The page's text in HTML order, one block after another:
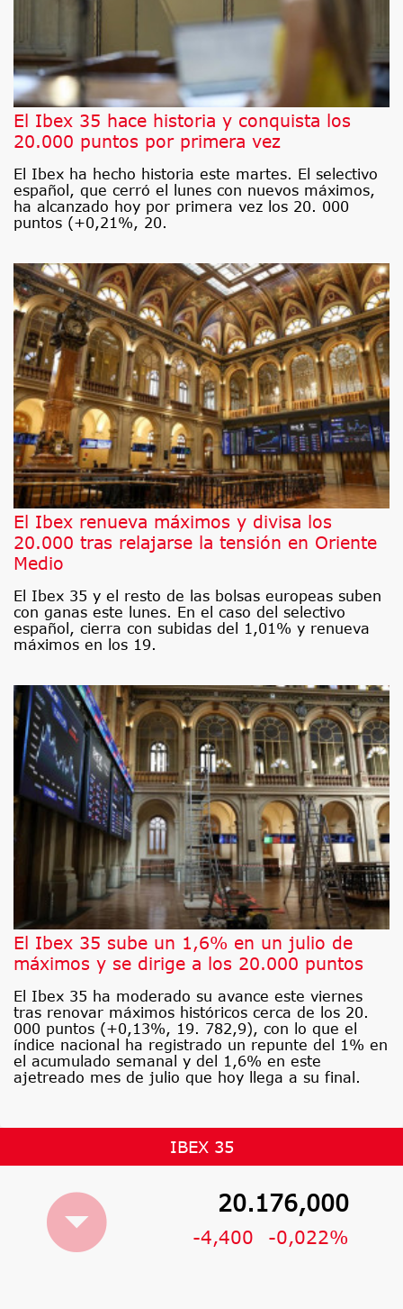
El Ibex 35 hace historia y conquista los
20.000 puntos por primera vez
El Ibex ha hecho historia este martes. El selectivo
español, que cerró el lunes con nuevos máximos,
ha alcanzado hoy por primera vez los 20. 000
puntos (+0,21%, 20.
El Ibex renueva máximos y divisa los
20.000 tras relajarse la tensión en Oriente
Medio
El Ibex 35 y el resto de las bolsas europeas suben
con ganas este lunes. En el caso del selectivo
español, cierra con subidas del 1,01% y renueva
máximos en los 19.
El Ibex 35 sube un 1,6% en un julio de
máximos y se dirige a los 20.000 puntos
El Ibex 35 ha moderado su avance este viernes
tras renovar máximos históricos cerca de los 20.
000 puntos (+0,13%, 19. 782,9), con lo que el
índice nacional ha registrado un repunte del 1% en
el acumulado semanal y del 1,6% en este
ajetreado mes de julio que hoy llega a su final.
IBEX 35
20.176,000
-4,400 -0,022%